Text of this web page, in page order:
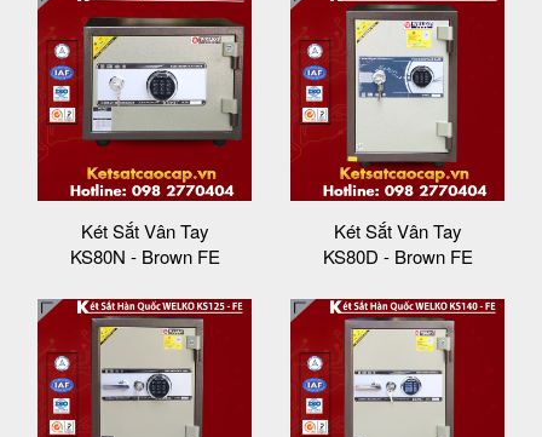
Két Sắt Vân Tay
KS80N - Brown FE
Két Sắt Vân Tay
KS80D - Brown FE